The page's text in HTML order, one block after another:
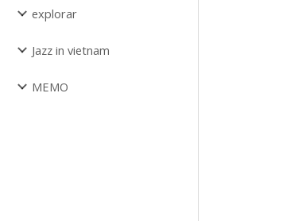
explorar
Jazz in vietnam
MEMO